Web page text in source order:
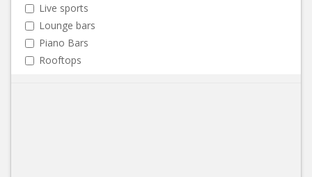
Live sports
Lounge bars
Piano Bars
Rooftops